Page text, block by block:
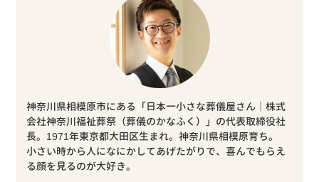
神奈川県相模原市にある「日本一小さな葬儀屋さん｜株式
会社神奈川福祉葬祭（葬儀のかなふく）」の代表取締役社
長。1971年東京都大田区生まれ。神奈川県相模原育ち。
小さい時から人になにかしてあげたがりで、喜んでもらえ
る顔を見るのが大好き。